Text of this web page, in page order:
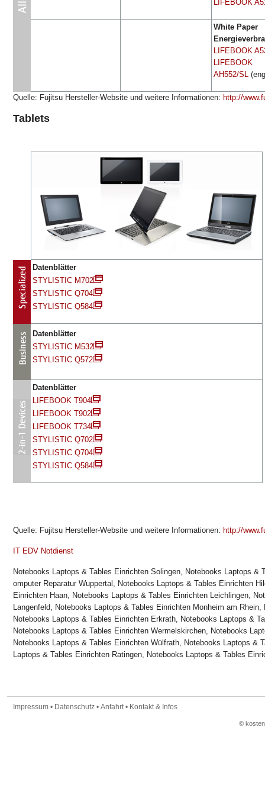
LIFEBOOK
White Paper
LIFEBOOK
LIFEBOOK
AH552/SL
Quelle: Fujitsu Hersteller-Website und weitere Informationen: http://
Tablets
Datenblätter
STYLISTIC M702
STYLISTIC Q704
STYLISTIC Q584
Datenblätter
STYLISTIC M532
STYLISTIC Q572
Datenblätter
LIFEBOOK T904
LIFEBOOK T902
LIFEBOOK T734
STYLISTIC Q702
STYLISTIC Q704
STYLISTIC Q584
Quelle: Fujitsu Hersteller-Website und weitere Informationen: http://
IT EDV Notdienst
Notebooks Laptops & Tables Einrichten Solingen, Notebooks Laptops &
omputer Reparatur Wuppertal, Notebooks Laptops & Tables Einrichten
Einrichten Haan, Notebooks Laptops & Tables Einrichten Leichlingen,
Langenfeld, Notebooks Laptops & Tables Einrichten Monheim am
Notebooks Laptops & Tables Einrichten Erkrath, Notebooks Laptops &
Notebooks Laptops & Tables Einrichten Wermelskirchen, Notebooks
Notebooks Laptops & Tables Einrichten Wülfrath, Notebooks Laptops &
Laptops & Tables Einrichten Ratingen, Notebooks Laptops & Tables
Impressum • Datenschutz • Anfahrt• Kontakt & Infos
©